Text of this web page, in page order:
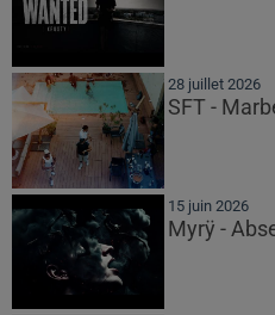
28 juillet 2026
SFT -
15 juin 2026
Myrÿ -